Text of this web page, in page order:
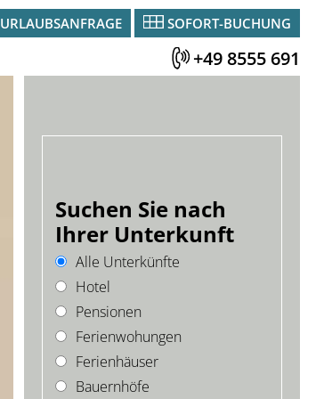
URLAUBSANFRAGE SOFORT-BUCHUNG
+49 8555 691
Suchen Sie nach
Ihrer Unterkunft
Alle Unterkünfte
Hotel
Pensionen
Ferienwohungen
Ferienhäuser
Bauernhöfe